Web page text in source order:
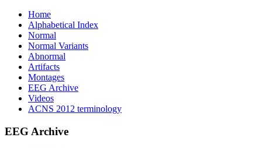
Home
Alphabetical Index
Normal
Normal Variants
Abnormal
Artifacts
Montages
EEG Archive
Videos
ACNS 2012 terminology
EEG Archive